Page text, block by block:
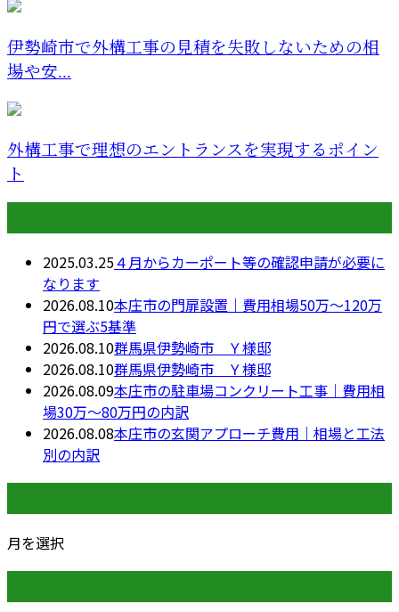
伊勢崎市で外構工事の見積を失敗しないための相
場や安...
外構工事で理想のエントランスを実現するポイン
ト
2025.03.25４月からカーポート等の確認申請が必要に
なります
2026.08.10本庄市の門扉設置｜費用相場50万〜120万
円で選ぶ5基準
2026.08.10群馬県伊勢崎市 Ｙ様邸
2026.08.10群馬県伊勢崎市 Ｙ様邸
2026.08.09本庄市の駐車場コンクリート工事｜費用相
場30万〜80万円の内訳
2026.08.08本庄市の玄関アプローチ費用｜相場と工法
別の内訳
月を選択